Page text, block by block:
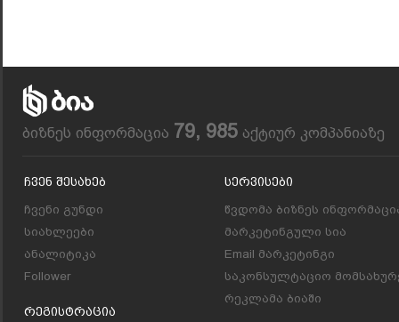
ბიზნეს ინფორმაცია 79, 985 აქტიურ კომპანიაზე
Ჩვენ Შესახებ
ჩვენი გუნდი
სიახლეები
ანალიტიკა
Follower
Რეგისტრაცია
Სერვისები
წვდომა ბიზნეს
მარკეტინგული სია
Email მარკეტინგი
საკონსულტაციო
რეკლამა ბიაში